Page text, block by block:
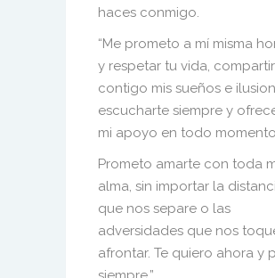
haces conmigo.
“Me prometo a mí misma
y respetar tu vida, compartir
contigo mis sueños e
escucharte siempre y ofre
mi apoyo en todo
Prometo amarte con toda
alma, sin importar la
que nos separe o las
adversidades que nos
afrontar. Te quiero ahora y